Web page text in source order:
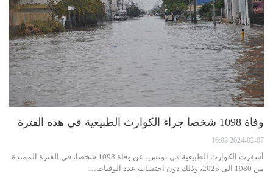
وفاة 1098 شخصا جراء الكوارث الطبيعية في هذه الفترة
2024-02-07 16:08
أسفرت الكوارث الطبيعية في تونس، عن وفاة 1098 شخصا، في الفترة الممتدة
من 1980 الى 2023، وذلك دون احتساب عدد الوفيات…